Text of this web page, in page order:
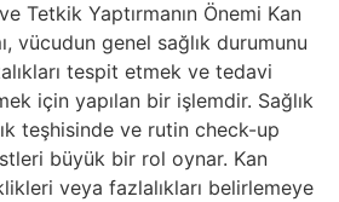
Tetkik Yaptırmanın Önemi Kan
vücudun genel sağlık durumunu
tespit etmek ve tedavi
için yapılan bir işlemdir. Sağlık
teşhisinde ve rutin check-up
büyük bir rol oynar. Kan
veya fazlalıkları belirlemeye